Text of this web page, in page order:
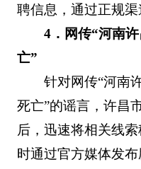
聘信息，通过正规渠
4．网传“河南
亡”
针对网传“河南
死亡”的谣言，许昌
后，迅速将相关线
时通过官方媒体发